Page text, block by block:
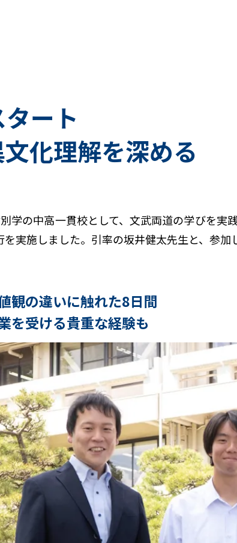
ート
化理解を深める
学の中高一貫校として、文武両道の学びを実
実施しました。引率の坂井健太先生と、参加
観の違いに触れた8日間
を受ける貴重な経験も